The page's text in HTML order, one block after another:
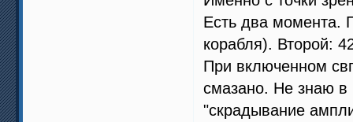
Есть два момента.
корабля). Второй:
При включенном
смазано. Не знаю в
"скрадывание